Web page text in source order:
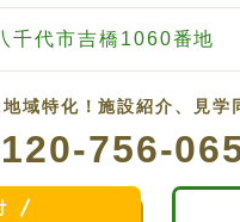
千代市吉橋1060番地
域特化！施設紹介、見学
756-